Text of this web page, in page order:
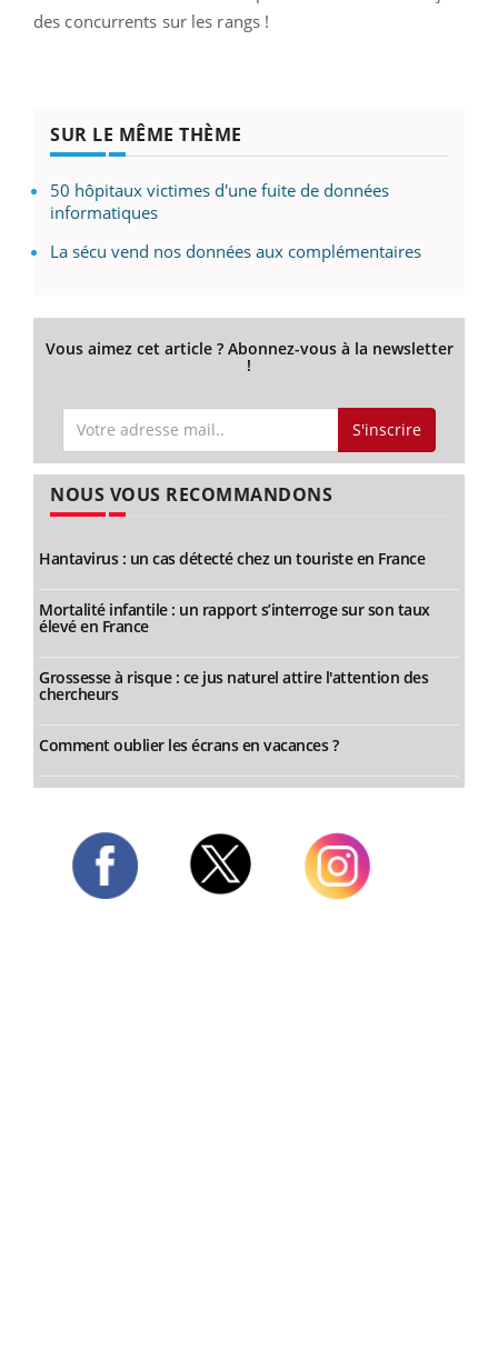
des concurrents sur les rangs !
SUR LE MÊME THÈME
50 hôpitaux victimes d'une fuite de données
informatiques
La sécu vend nos données aux complémentaires
Vous aimez cet article ? Abonnez-vous à la newsletter
!
S'inscrire
NOUS VOUS RECOMMANDONS
Hantavirus : un cas détecté chez un touriste en France
Mortalité infantile : un rapport s’interroge sur son taux
élevé en France
Grossesse à risque : ce jus naturel attire l'attention des
chercheurs
Comment oublier les écrans en vacances ?